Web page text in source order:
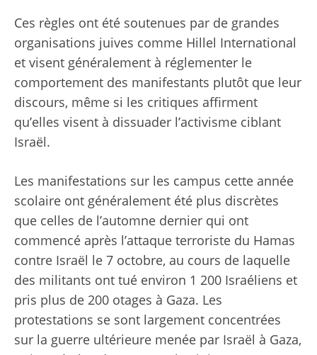
Ces règles ont été soutenues par de grandes
organisations juives comme Hillel International
et visent généralement à réglementer le
comportement des manifestants plutôt que leur
discours, même si les critiques affirment
qu’elles visent à dissuader l’activisme ciblant
Israël.
Les manifestations sur les campus cette année
scolaire ont généralement été plus discrètes
que celles de l’automne dernier qui ont
commencé après l’attaque terroriste du Hamas
contre Israël le 7 octobre, au cours de laquelle
des militants ont tué environ 1 200 Israéliens et
pris plus de 200 otages à Gaza. Les
protestations se sont largement concentrées
sur la guerre ultérieure menée par Israël à Gaza,